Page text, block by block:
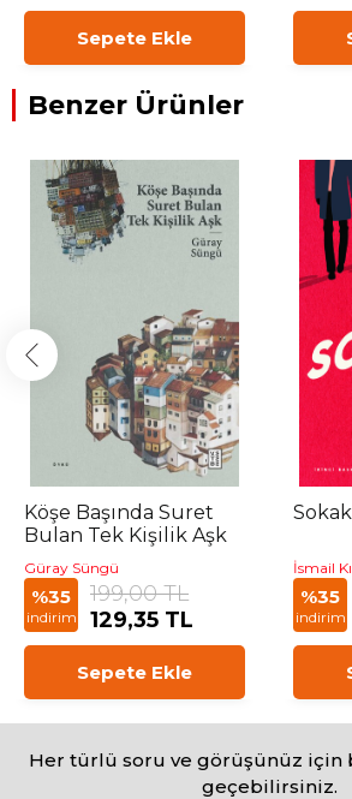
Sepete Ekle
Benzer Ürünler
Köşe Başında Suret
Bulan Tek Kişilik Aşk
Güray Süngü
%35
indirim
199,00 TL
129,35 TL
Sepete Ekle
İsmail
%35
indirim
Her türlü soru ve görüşünüz
geçebilirsiniz.